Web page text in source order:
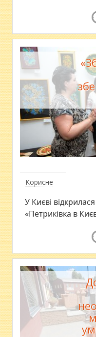
Корисне
У Києві
«Петриківка в